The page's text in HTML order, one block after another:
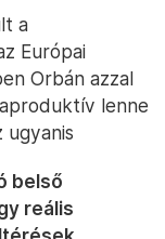
a
Európai
Orbán azzal
lenne
ugyanis
belső
reális